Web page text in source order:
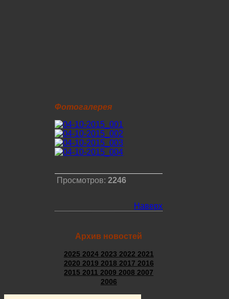
Фотогалерея
Просмотров:2246
Наверх
Архив новостей
2025 2024 2023 2022 2021
2020 2019 2018 2017 2016
2015 2011 2009 2008 2007
2006